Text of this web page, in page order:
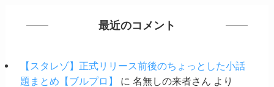
最近のコメント
【スタレゾ】正式リリース前後のちょっとした小話
題まとめ【ブルプロ】
に 名無しの来者さん より